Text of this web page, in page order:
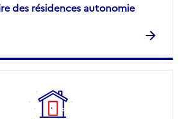
des résidences autonomie